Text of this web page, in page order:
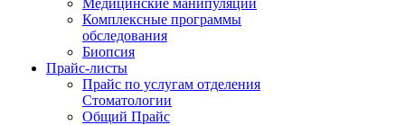
Медицинские манипуляции
Комплексные программы
обследования
Биопсия
Прайс-листы
Прайс по услугам отделения
Стоматологии
Общий Прайс